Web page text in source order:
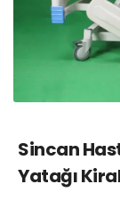
Sincan
Yatağı